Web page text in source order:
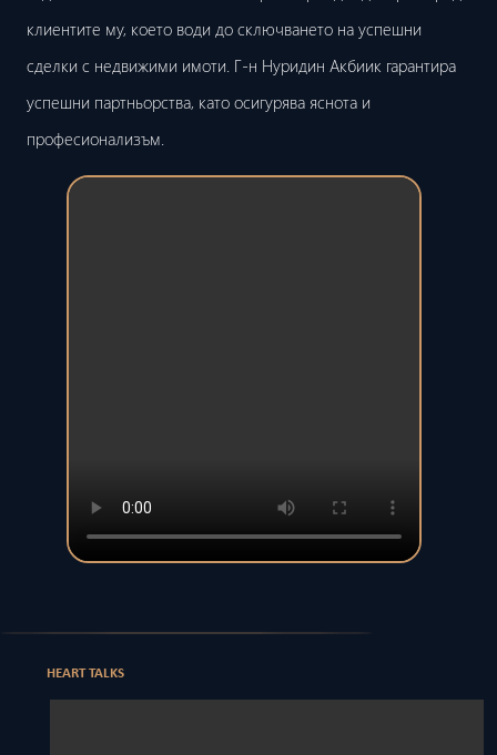
клиентите му, което води до сключването на успешни
сделки с недвижими имоти. Г-н Нуридин Акбиик гарантира
успешни партньорства, като осигурява яснота и
професионализъм.
HEART TALKS